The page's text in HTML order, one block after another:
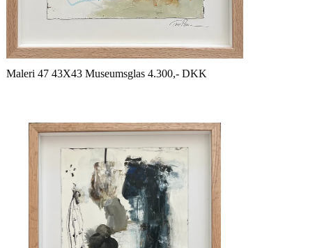
Maleri 47 43X43 Museumsglas 4.300,- DKK